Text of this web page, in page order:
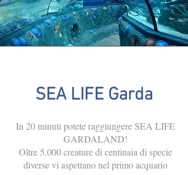
SEA LIFE Garda
In 20 minuti potete raggiungere SEA LIFE
GARDALAND!
Oltre 5.000 creature di centinaia di specie
diverse vi aspettano nel primo acquario